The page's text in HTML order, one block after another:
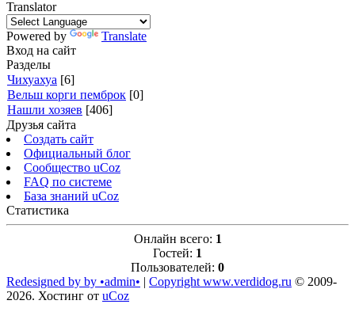
Translator
Powered by
Translate
Вход на сайт
Разделы
Чихуахуа [6]
Вельш корги пемброк [0]
Нашли хозяев [406]
Друзья сайта
Создать сайт
Официальный блог
Сообщество uCoz
FAQ по системе
База знаний uCoz
Статистика
Онлайн всего: 1
Гостей: 1
Пользователей: 0
Redesigned by by •admin• | Copyright www.verdidog.ru © 2009-
2026. Хостинг от uCoz